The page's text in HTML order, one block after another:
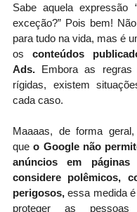
Sabe aquela expressão
exceção?” Pois bem!
para tudo na vida, mas é
os conteúdos
Ads. Embora as regras
rígidas, existem
cada caso.
Maaaas, de forma
que o Google não
anúncios em
considere polêmicos,
perigosos, essa medida
proteger as